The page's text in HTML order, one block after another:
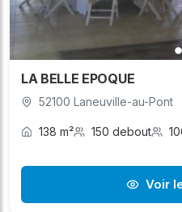
LA BELLE EPOQUE
52100 Laneuville-au-Pont
138 m² 150 debout
Voir